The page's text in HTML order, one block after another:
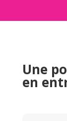
Une
en